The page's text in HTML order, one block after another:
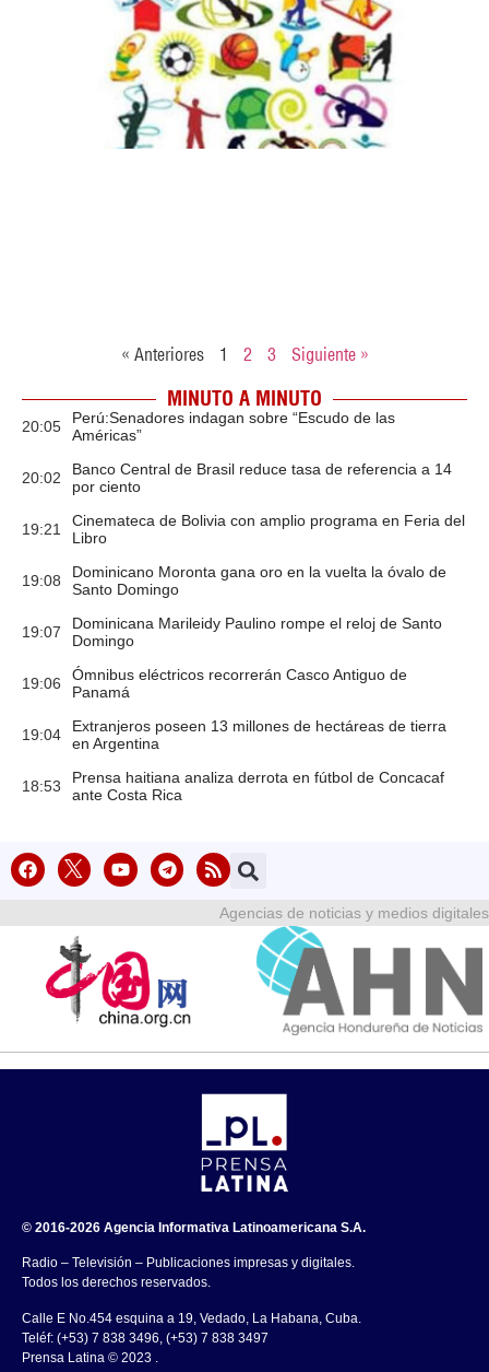
« Anteriores 1 2 3 Siguiente »
MINUTO A MINUTO
20:05
Perú:Senadores indagan sobre “Escudo de las
Américas”
20:02
Banco Central de Brasil reduce tasa de referencia a 14
por ciento
19:21
Cinemateca de Bolivia con amplio programa en Feria del
Libro
19:08
Dominicano Moronta gana oro en la vuelta la óvalo de
Santo Domingo
19:07
Dominicana Marileidy Paulino rompe el reloj de Santo
Domingo
19:06
Ómnibus eléctricos recorrerán Casco Antiguo de
Panamá
19:04
Extranjeros poseen 13 millones de hectáreas de tierra
en Argentina
18:53
Prensa haitiana analiza derrota en fútbol de Concacaf
ante Costa Rica
Agencias de noticias y medios digitales
© 2016-2026 Agencia Informativa Latinoamericana S.A.
Radio – Televisión – Publicaciones impresas y digitales.
Todos los derechos reservados.
Calle E No.454 esquina a 19, Vedado, La Habana, Cuba.
Teléf: (+53) 7 838 3496, (+53) 7 838 3497
Prensa Latina © 2023 .